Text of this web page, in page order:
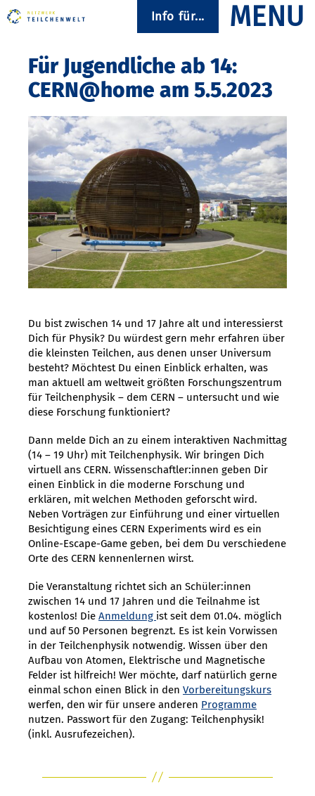
Info für...
Für Jugendliche ab 14:
CERN@home am 5.5.2023
Du bist zwischen 14 und 17 Jahre alt und interessierst
Dich für Physik? Du würdest gern mehr erfahren über
die kleinsten Teilchen, aus denen unser Universum
besteht? Möchtest Du einen Einblick erhalten, was
man aktuell am weltweit größten Forschungszentrum
für Teilchenphysik – dem CERN – untersucht und wie
diese Forschung funktioniert?
Dann melde Dich an zu einem interaktiven Nachmittag
(14 – 19 Uhr) mit Teilchenphysik. Wir bringen Dich
virtuell ans CERN. Wissenschaftler:innen geben Dir
einen Einblick in die moderne Forschung und
erklären, mit welchen Methoden geforscht wird.
Neben Vorträgen zur Einführung und einer virtuellen
Besichtigung eines CERN Experiments wird es ein
Online-Escape-Game geben, bei dem Du verschiedene
Orte des CERN kennenlernen wirst.
Die Veranstaltung richtet sich an Schüler:innen
zwischen 14 und 17 Jahren und die Teilnahme ist
kostenlos! Die Anmeldung ist seit dem 01.04. möglich
und auf 50 Personen begrenzt. Es ist kein Vorwissen
in der Teilchenphysik notwendig. Wissen über den
Aufbau von Atomen, Elektrische und Magnetische
Felder ist hilfreich! Wer möchte, darf natürlich gerne
einmal schon einen Blick in den Vorbereitungskurs
werfen, den wir für unsere anderen Programme
nutzen. Passwort für den Zugang: Teilchenphysik!
(inkl. Ausrufezeichen).